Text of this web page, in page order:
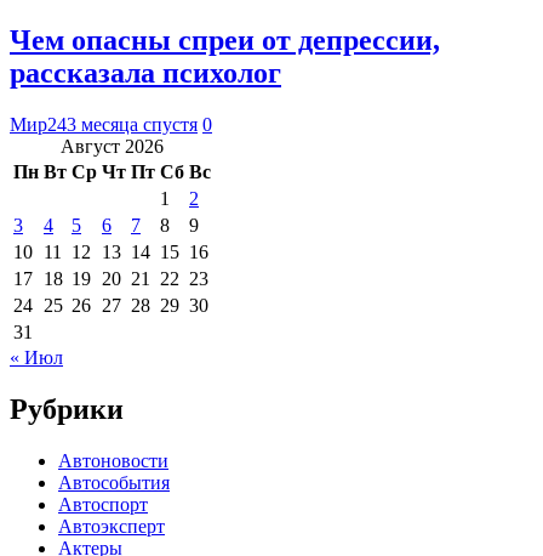
Чем опасны спреи от депрессии,
рассказала психолог
Мир243 месяца спустя 0
Август 2026
Пн Вт Ср Чт Пт Сб Вс
1
2
3
4 5 6 7 8
9
10 11 12 13 14 15 16
17 18 19 20 21 22 23
24 25 26 27 28 29 30
31
« Июл
Рубрики
Автоновости
Автособытия
Автоспорт
Автоэксперт
Актеры